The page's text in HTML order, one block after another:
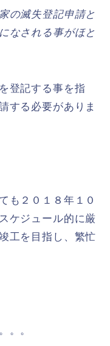
の滅失登記申請と
なされる事がほと
登記する事を指
する必要がありま
も２０１８年１０
ケジュール的に厳
工を目指し、繁忙
。。